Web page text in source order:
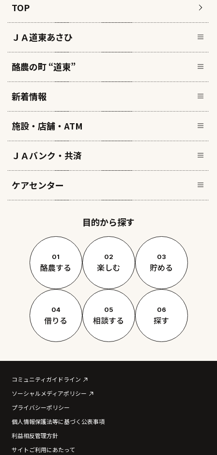
TOP
ＪＡ道東あさひ
酪農の町 “道東”
新着情報
施設・店舗・ATM
ＪＡバンク・共済
ケアセンター
目的から探す
01
酪農する
02
楽しむ
03
貯める
04
借りる
05
相談する
06
探す
コミュニティガイドライン
ソーシャルメディアポリシー
プライバシーポリシー
個人情報保護法等に基づく公表事項
利益相反管理方針
サイトご利用にあたって